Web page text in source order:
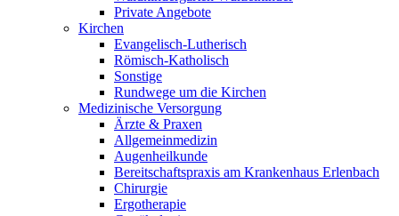
Private Angebote
Kirchen
Evangelisch-Lutherisch
Römisch-Katholisch
Sonstige
Rundwege um die Kirchen
Medizinische Versorgung
Ärzte & Praxen
Allgemeinmedizin
Augenheilkunde
Bereitschaftspraxis am Krankenhaus Erlenbach
Chirurgie
Ergotherapie